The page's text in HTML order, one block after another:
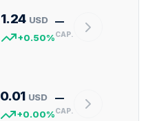
1.24 USD
+0.50%
—
CAP.
0.01 USD
+0.00%
—
CAP.